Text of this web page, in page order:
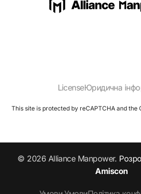
LicenseЮридична
This site is protected by reCAPTCHA and the
© 2026 Alliance Manpower.
Amiscon